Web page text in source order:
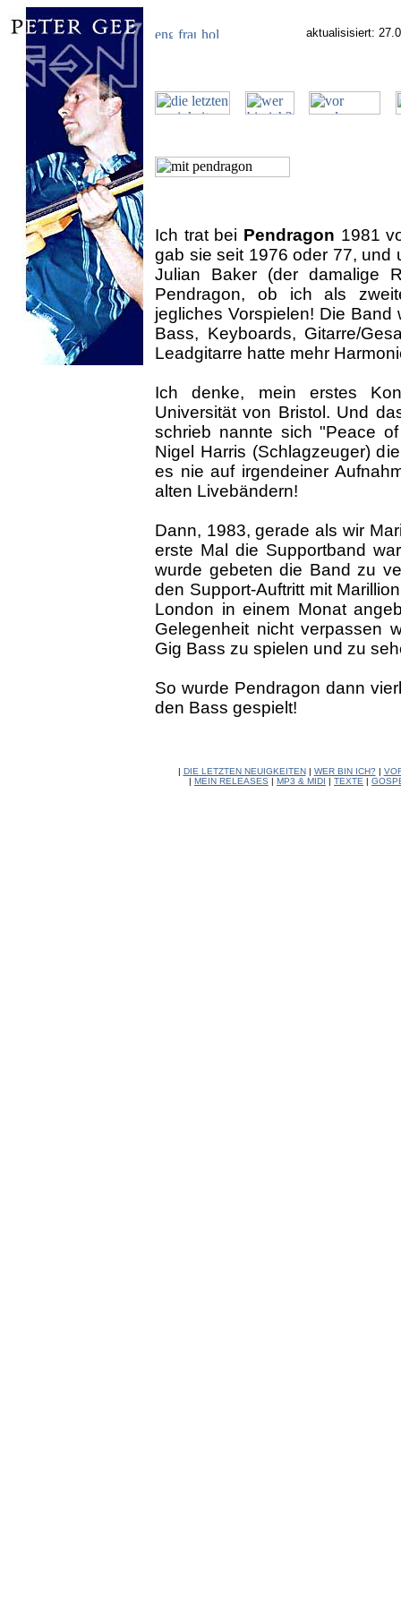
aktualisisiert:
Ich trat bei Pendragon 1981
gab sie seit 1976 oder 77, und
Julian Baker (der damalige
Pendragon, ob ich als
jegliches Vorspielen! Die
Bass, Keyboards, Gitarre/
Leadgitarre hatte mehr
Ich denke, mein erstes
Universität von Bristol. Und
schrieb nannte sich "Peace
Nigel Harris (Schlagzeuger)
es nie auf irgendeiner
alten Livebändern!
Dann, 1983, gerade als wir
erste Mal die Supportband
wurde gebeten die Band zu
den Support-Auftritt mit
London in einem Monat
Gelegenheit nicht verpassen
Gig Bass zu spielen und zu
So wurde Pendragon dann
den Bass gespielt!
| DIE LETZTEN NEUIGKEITEN| WER BIN ICH? |
| MEIN RELEASES | MP3 & MIDI | TEXTE |